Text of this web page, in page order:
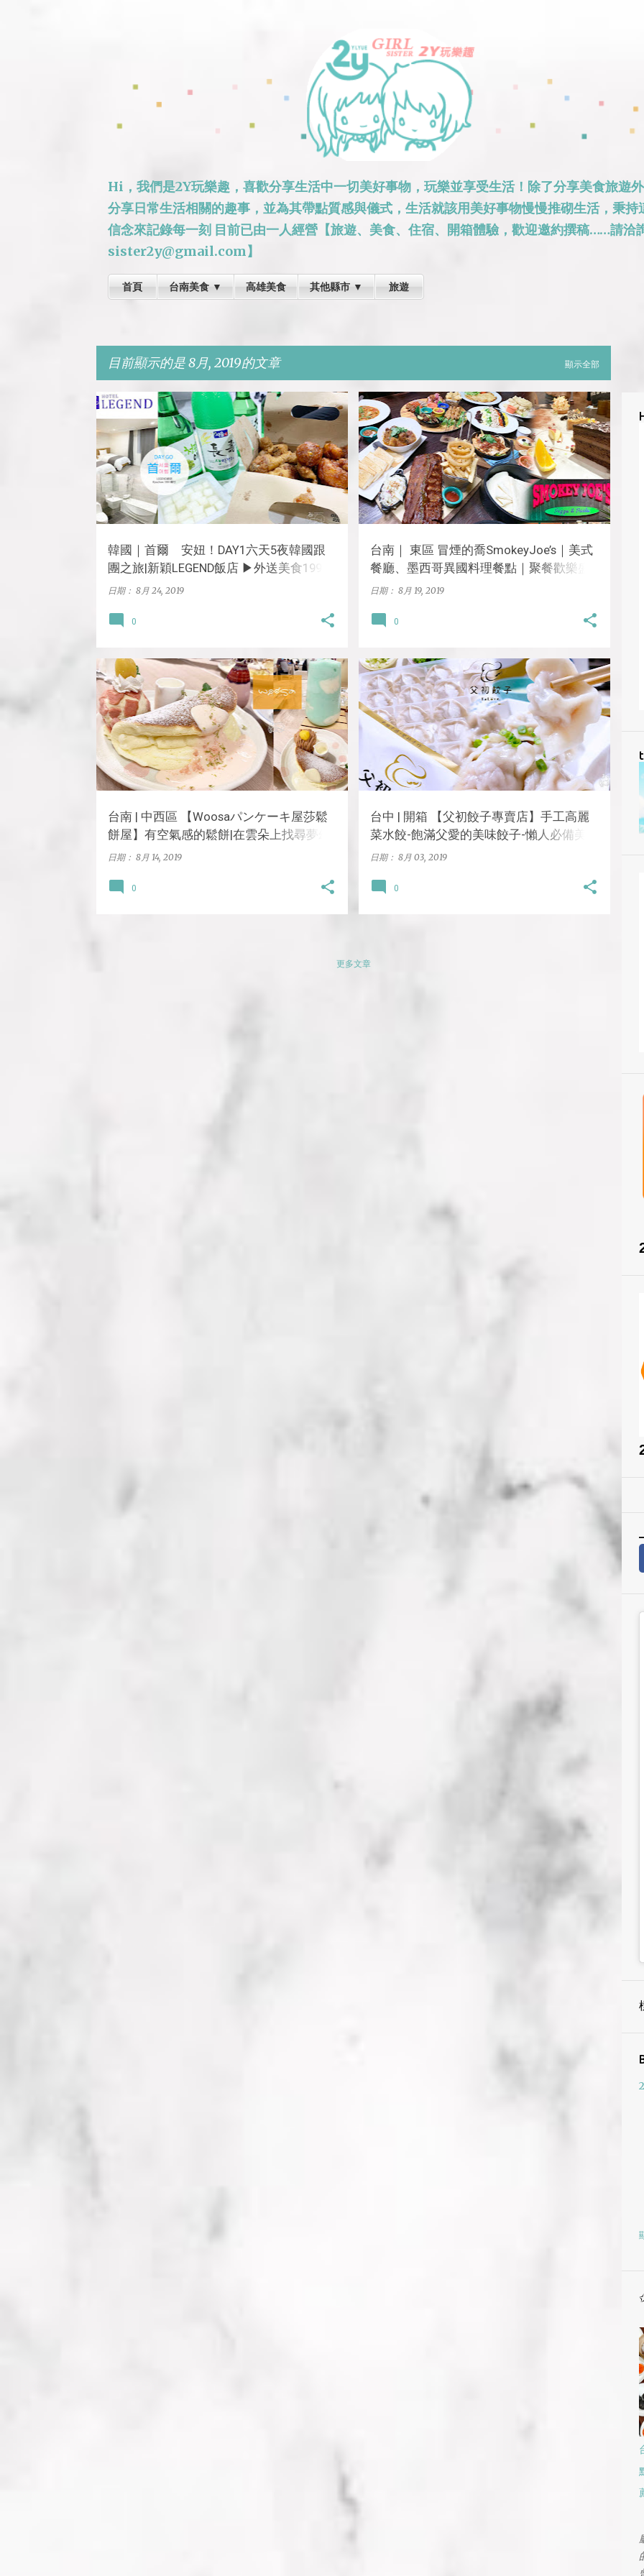
Hi，我們是2Y玩樂趣，喜歡分享生活中一切美好事物，玩樂並享受生活！除了分享美食旅遊
分享日常生活相關的趣事，並為其帶點質感與儀式，生活就該用美好事物慢慢推砌生活，秉持
信念來記錄每一刻 目前已由一人經營【旅遊、美食、住宿、開箱體驗，歡迎邀約撰稿……請洽
sister2y@gmail.com】
首頁 台南美食 ▼ 高雄美食 其他縣市 ▼ 旅遊
目前顯示的是 8月, 2019的文章 顯示全部
發
表
文
章
韓國｜首爾 安妞！DAY1六天5夜韓國跟
團之旅|新穎LEGEND飯店 ▶外送美食1991
僑村炸雞교촌치킨
日期： 8月 24, 2019
住宿 首爾 娛樂 遊記 韓國
0
台南｜ 東區 冒煙的喬SmokeyJoe’s｜美式
餐廳、墨西哥異國料理餐點｜聚餐歡樂盛
會首選♪外國人也喜愛的風格餐廳~♥
日期： 8月 19, 2019
台南 東區 美食 泰式料理 甜點
異國料理 蛋糕 +
墨西哥料理
0
台南 | 中西區 【Woosaパンケーキ屋莎鬆
餅屋】有空氣感的鬆餅|在雲朵上找尋夢幻
甜點-雲朵鬆餅+雲朵優格
日期： 8月 14, 2019
中西區 日式 美食 甜點 鬆餅
0
台中 | 開箱 【父初餃子專賣店】手工高麗
菜水餃-飽滿父愛的美味餃子-懶人必備美
食-台中冷凍水餃宅配美食
日期： 8月 03, 2019
水餃 台中 其他 美食 開箱 體驗
0
更多文章